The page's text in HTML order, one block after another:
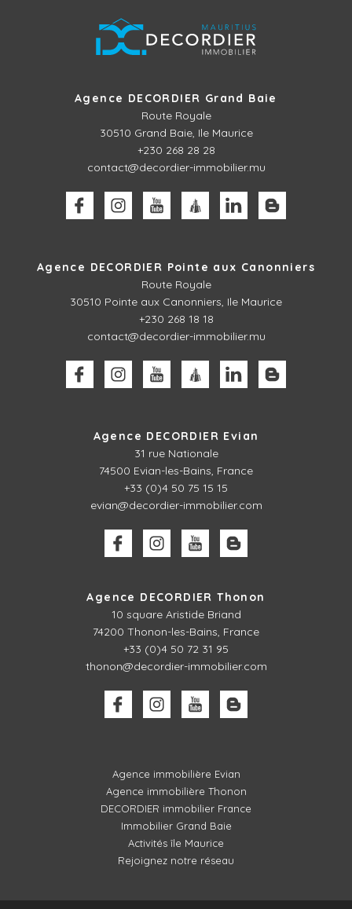
Agence DECORDIER Grand Baie
Route Royale
30510 Grand Baie, Ile Maurice
+230 268 28 28
contact@decordier-immobilier.mu
Agence DECORDIER Pointe aux Canonniers
Route Royale
30510 Pointe aux Canonniers, Ile Maurice
+230 268 18 18
contact@decordier-immobilier.mu
Agence DECORDIER Evian
31 rue Nationale
74500 Evian-les-Bains, France
+33 (0)4 50 75 15 15
evian@decordier-immobilier.com
Agence DECORDIER Thonon
10 square Aristide Briand
74200 Thonon-les-Bains, France
+33 (0)4 50 72 31 95
thonon@decordier-immobilier.com
Agence immobilière Evian
Agence immobilière Thonon
DECORDIER immobilier France
Immobilier Grand Baie
Activités île Maurice
Rejoignez notre réseau